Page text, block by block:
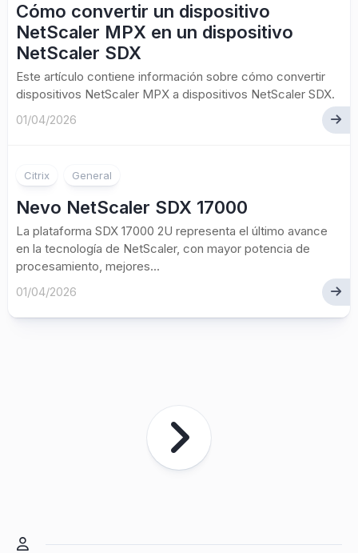
Cómo convertir un dispositivo
NetScaler MPX en un dispositivo
NetScaler SDX
Este artículo contiene información sobre cómo convertir
dispositivos NetScaler MPX a dispositivos NetScaler SDX.
01/04/2026
Citrix General
Nevo NetScaler SDX 17000
La plataforma SDX 17000 2U representa el último avance
en la tecnología de NetScaler, con mayor potencia de
procesamiento, mejores...
01/04/2026